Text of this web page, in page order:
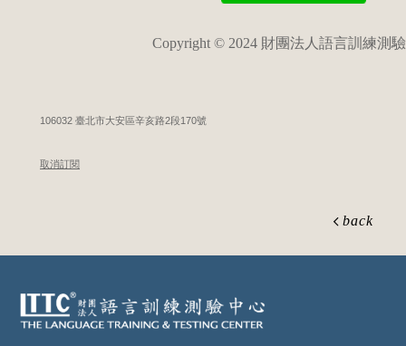
Copyright © 2024 財團法人語言訓練測
106032 臺北市大安區辛亥路2段170號
取消訂閱
back